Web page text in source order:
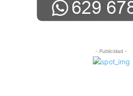
- Publicidad -